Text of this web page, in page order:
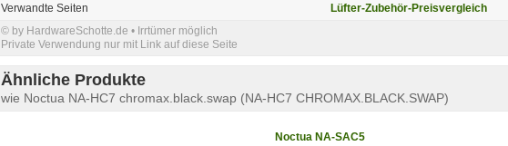
Verwandte Seiten
Lüfter-Zubehör-Preisvergleich
© by HardwareSchotte.de • Irrtümer möglich
Private Verwendung nur mit Link auf diese Seite
Ähnliche Produkte
wie Noctua NA-HC7 chromax.black.swap (NA-HC7 CHROMAX.BLACK.SWAP)
Noctua NA-SAC5